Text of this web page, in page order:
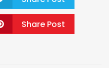
Share Post